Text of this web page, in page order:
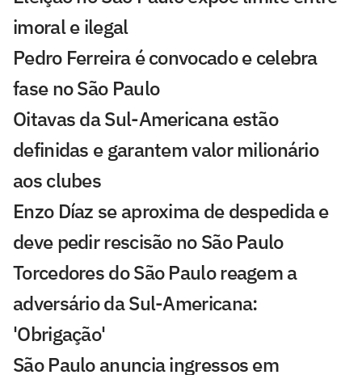
imoral e ilegal
Pedro Ferreira é convocado e celebra
fase no São Paulo
Oitavas da Sul-Americana estão
definidas e garantem valor milionário
aos clubes
Enzo Díaz se aproxima de despedida e
deve pedir rescisão no São Paulo
Torcedores do São Paulo reagem a
adversário da Sul-Americana:
'Obrigação'
São Paulo anuncia ingressos em